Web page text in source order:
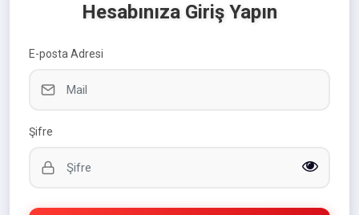
Hesabınıza Giriş Yapın
E-posta Adresi
Şifre